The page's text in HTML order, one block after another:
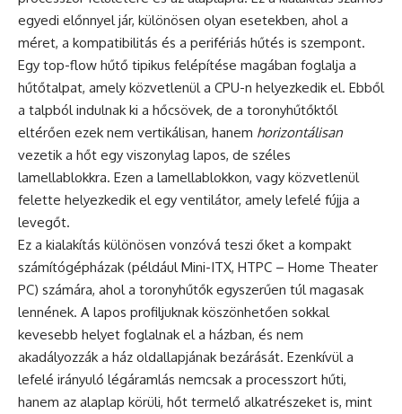
egyedi előnnyel jár, különösen olyan esetekben, ahol a
méret, a kompatibilitás és a perifériás hűtés is szempont.
Egy top-flow hűtő tipikus felépítése magában foglalja a
hűtőtalpat, amely közvetlenül a CPU-n helyezkedik el. Ebből
a talpból indulnak ki a hőcsövek, de a toronyhűtőktől
eltérően ezek nem vertikálisan, hanem horizontálisan
vezetik a hőt egy viszonylag lapos, de széles
lamellablokkra. Ezen a lamellablokkon, vagy közvetlenül
felette helyezkedik el egy ventilátor, amely lefelé fújja a
levegőt.
Ez a kialakítás különösen vonzóvá teszi őket a kompakt
számítógépházak (például Mini-ITX, HTPC – Home Theater
PC) számára, ahol a toronyhűtők egyszerűen túl magasak
lennének. A lapos profiljuknak köszönhetően sokkal
kevesebb helyet foglalnak el a házban, és nem
akadályozzák a ház oldallapjának bezárását. Ezenkívül a
lefelé irányuló légáramlás nemcsak a processzort hűti,
hanem az alaplap körüli, hőt termelő alkatrészeket is, mint